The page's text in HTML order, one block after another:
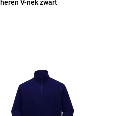
heren V-nek zwart